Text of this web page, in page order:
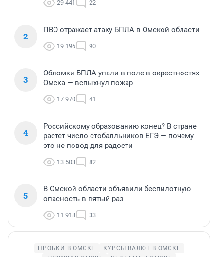
29 441 22
2
ПВО отражает атаку БПЛА в Омской области
19 196 90
3
Обломки БПЛА упали в поле в окрестностях
Омска — вспыхнул пожар
17 970 41
4
Российскому образованию конец? В стране
растет число стобалльников ЕГЭ — почему
это не повод для радости
13 503 82
5
В Омской области объявили беспилотную
опасность в пятый раз
11 918 33
ПРОБКИ В ОМСКЕ
КУРСЫ ВАЛЮТ В ОМСКЕ